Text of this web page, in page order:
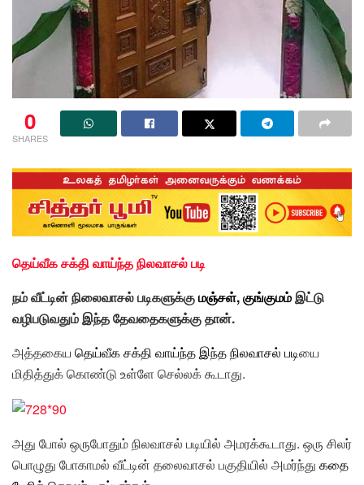
0
SHARES
தெய்வீக சக்தி வாய்ந்த நிலவாசல் படி
நம் வீட்டின் நிலைவாசல் படிகளுக்குமஞ்சள்,குங்குமம்இட்டு
வழிபடுவதும் இந்த தேவதைகளுக்கு தான்.
அத்தகைய தெய்வீக சக்தி வாய்ந்த இந்தநிலவாசல் படியை
மிதித்துக் கொண்டு உள்ளே செல்லக் கூடாது.
அது போல் ஒருபோதும் நிலவாசல் படியில் அமரக்கூடாது. ஒரு சிலர்
பொழுது போகாமல் வீட்டின் தலைவாசல் பகுதியில் அமர்ந்து கதை